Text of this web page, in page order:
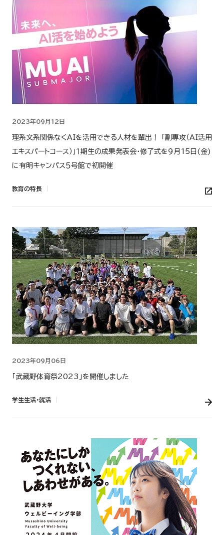
2023年09月12日
理系文系関係なくAIを活用できる人材を輩出！ 「副専攻（AI活用
エキスパートコース）」１期生の成果発表会・修了式を９月15日(金)
に有明キャンパス５号館で初開催
教育の特長
2023年09月06日
「武蔵野体育祭2023」を開催しました
学生生活・就活